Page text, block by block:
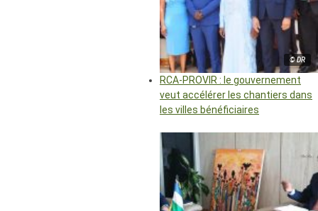
© DR
RCA-PROVIR : le gouvernement
veut accélérer les chantiers dans
les villes bénéficiaires